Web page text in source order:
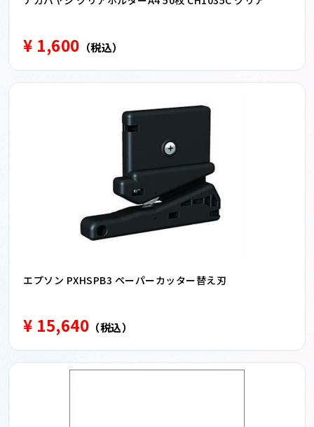
¥ 1,600 （税込）
エプソン PXHSPB3 ペーパーカッター替え刃
¥ 15,640 （税込）